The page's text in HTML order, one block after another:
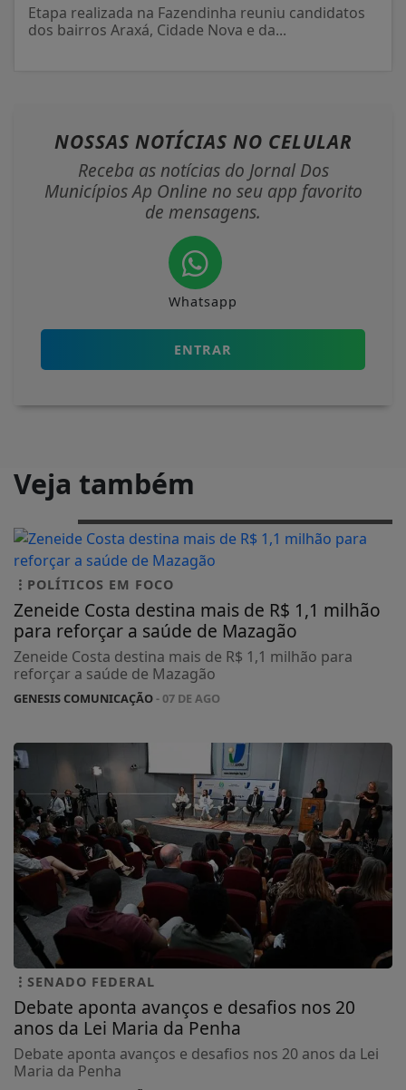
Etapa realizada na Fazendinha reuniu candidatos
dos bairros Araxá, Cidade Nova e da...
NOSSAS NOTÍCIAS NO CELULAR
Receba as notícias do Jornal Dos
Municípios Ap Online no seu app favorito
de mensagens.
Whatsapp
ENTRAR
Veja também
POLÍTICOS EM FOCO
Zeneide Costa destina mais de R$ 1,1 milhão
para reforçar a saúde de Mazagão
Zeneide Costa destina mais de R$ 1,1 milhão para
reforçar a saúde de Mazagão
GENESIS COMUNICAÇÃO- 07 DE AGO
SENADO FEDERAL
Debate aponta avanços e desafios nos 20
anos da Lei Maria da Penha
Debate aponta avanços e desafios nos 20 anos da Lei
Maria da Penha